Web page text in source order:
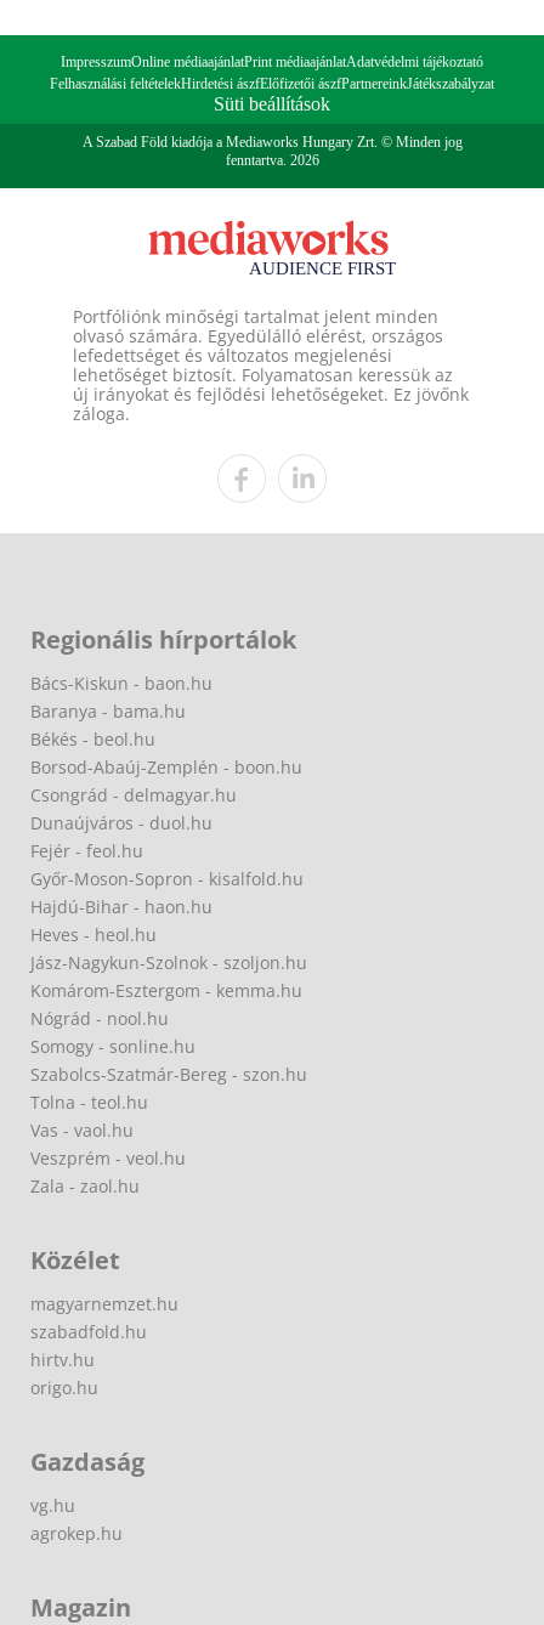
ImpresszumOnline médiaajánlatPrint médiaajánlatAdatvédelmi tájékoztató
Felhasználási feltételekHirdetési ászfElőfizetői ászfPartnereinkJátékszabályzat
Süti beállítások
A Szabad Föld kiadója a Mediaworks Hungary Zrt. © Minden jog
fenntartva. 2026
Portfóliónk minőségi tartalmat jelent minden
olvasó számára. Egyedülálló elérést, országos
lefedettséget és változatos megjelenési
lehetőséget biztosít. Folyamatosan keressük az
új irányokat és fejlődési lehetőségeket. Ez jövőnk
záloga.
Regionális hírportálok
Bács-Kiskun - baon.hu
Baranya - bama.hu
Békés - beol.hu
Borsod-Abaúj-Zemplén - boon.hu
Csongrád - delmagyar.hu
Dunaújváros - duol.hu
Fejér - feol.hu
Győr-Moson-Sopron - kisalfold.hu
Hajdú-Bihar - haon.hu
Heves - heol.hu
Jász-Nagykun-Szolnok - szoljon.hu
Komárom-Esztergom - kemma.hu
Nógrád - nool.hu
Somogy - sonline.hu
Szabolcs-Szatmár-Bereg - szon.hu
Tolna - teol.hu
Vas - vaol.hu
Veszprém - veol.hu
Zala - zaol.hu
Közélet
magyarnemzet.hu
szabadfold.hu
hirtv.hu
origo.hu
Gazdaság
vg.hu
agrokep.hu
Magazin